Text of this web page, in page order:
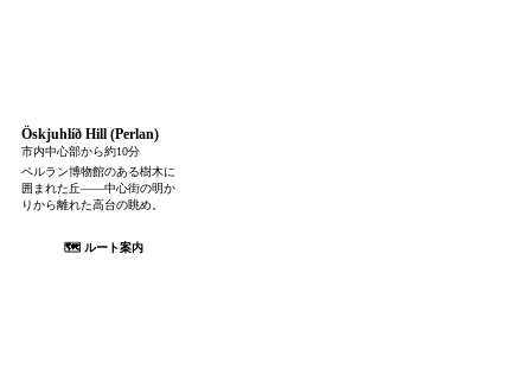
Öskjuhlíð Hill (Perlan)
市内中心部から約10分
ペルラン博物館のある樹木に
囲まれた丘——中心街の明か
りから離れた高台の眺め。
🗺 ルート案内